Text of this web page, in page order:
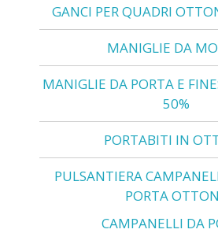
GANCI PER QUADRI
MANIGLIE DA
MANIGLIE DA PORTA E
50%
PORTABITI IN
PULSANTIERA
PORTA
CAMPANELLI DA